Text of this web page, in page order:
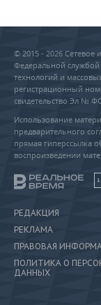
© 2015 - 2026 Сетевое
Федеральной
технологий и
регистрационный
свидетельство Эл №
Использование
предварительного
прямая гиперссылка
воспроизведении
РЕДАКЦИЯ
РЕКЛАМА
ПРАВОВАЯ
ПОЛИТИКА О
ДАННЫХ